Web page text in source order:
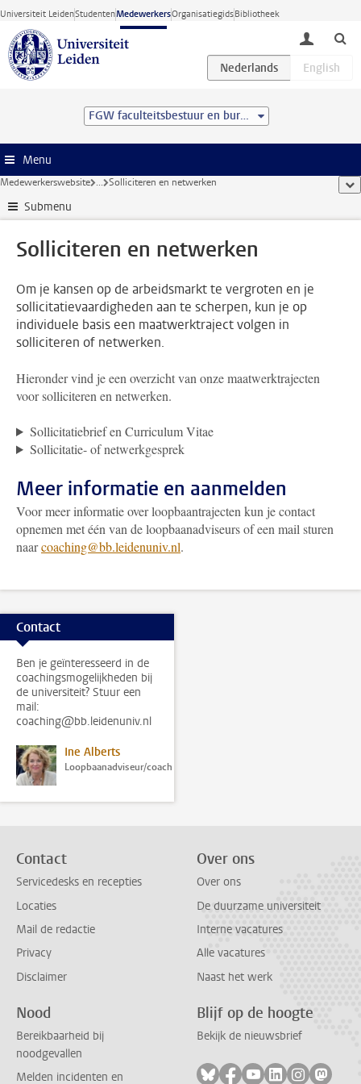
Ga direct naar de inhoud
Universiteit LeidenStudentenMedewerkersOrganisatiegidsBibliotheek
toggle
FGW faculteitsbestuur en bureau
Menu
Medewerkerswebsite ... Solliciteren en netwerken
Submenu
Solliciteren en netwerken
Om je kansen op de arbeidsmarkt te vergroten en je
sollicitatievaardigheden aan te scherpen, kun je op
individuele basis een maatwerktraject volgen in
solliciteren of netwerken.
Hieronder vind je een overzicht van onze maatwerktrajecten
voor solliciteren en netwerken.
Sollicitatiebrief en Curriculum Vitae
Sollicitatie- of netwerkgesprek
Meer informatie en aanmelden
Voor meer informatie over loopbaantrajecten kun je contact
opnemen met één van de loopbaanadviseurs of een mail sturen
naarcoaching@bb.leidenuniv.nl.
Contact
Ben je geïnteresseerd in de
coachingsmogelijkheden bij
de universiteit? Stuur een
mail:
coaching@bb.leidenuniv.nl
Ine Alberts
Loopbaanadviseur/coach
Contact
Servicedesks en recepties
Locaties
Mail de redactie
Privacy
Disclaimer
Over ons
Over ons
De duurzame universiteit
Interne vacatures
Alle vacatures
Naast het werk
Nood
Bereikbaarheid bij
noodgevallen
Melden incidenten en
Blijf op de hoogte
Bekijk de nieuwsbrief
Volg ons op bluesky
Volg ons op facebook
Volg ons op
Volg ons op
Volg ons
Volg